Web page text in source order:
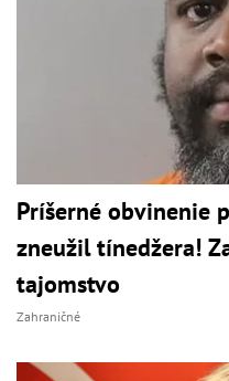
Príšerné obvinenie
zneužil tínedžera!
tajomstvo
Zahraničné